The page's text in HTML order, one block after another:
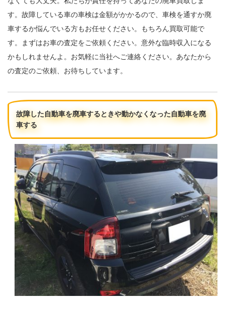
す。故障している車の車検は金額がかかるので、車検を通すか廃
車するか悩んでいる方もお任せください。もちろん買取可能で
す。まずはお車の査定をご依頼ください。意外な臨時収入になる
かもしれませんよ。お気軽に当社へご連絡ください。あなたから
の査定のご依頼、お待ちしています。
故障した自動車を廃車するときや動かなくなった自動車を廃
車する